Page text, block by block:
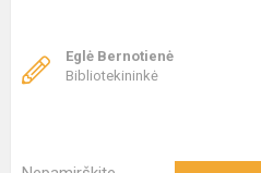
Eglė Bernotienė
Bibliotekininkė